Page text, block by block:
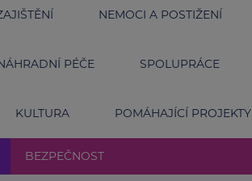
NEMOCI A POSTIŽENÍ
PÉČE SPOLUPRÁCE
KULTURA POMÁHAJÍCÍ PROJEKTY
BEZPEČNOST